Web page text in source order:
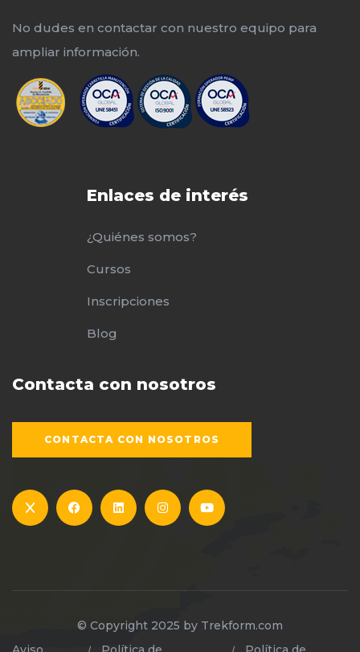
No dudes en contactar con nuestro equipo para
ampliar información.
Enlaces de interés
¿Quiénes somos?
Cursos
Inscripciones
Blog
Contacta con nosotros
CONTACTA CON NOSOTROS
© Copyright 2025 by Trekform.com